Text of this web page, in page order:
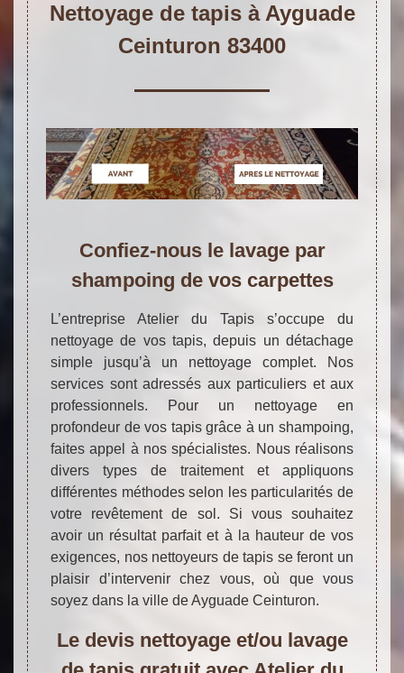
Nettoyage de tapis à Ayguade
Ceinturon 83400
Confiez-nous le lavage par
shampoing de vos carpettes
L’entreprise Atelier du Tapis s’occupe du
nettoyage de vos tapis, depuis un détachage
simple jusqu’à un nettoyage complet. Nos
services sont adressés aux particuliers et aux
professionnels. Pour un nettoyage en
profondeur de vos tapis grâce à un shampoing,
faites appel à nos spécialistes. Nous réalisons
divers types de traitement et appliquons
différentes méthodes selon les particularités de
votre revêtement de sol. Si vous souhaitez
avoir un résultat parfait et à la hauteur de vos
exigences, nos nettoyeurs de tapis se feront un
plaisir d’intervenir chez vous, où que vous
soyez dans la ville de Ayguade Ceinturon.
Le devis nettoyage et/ou lavage